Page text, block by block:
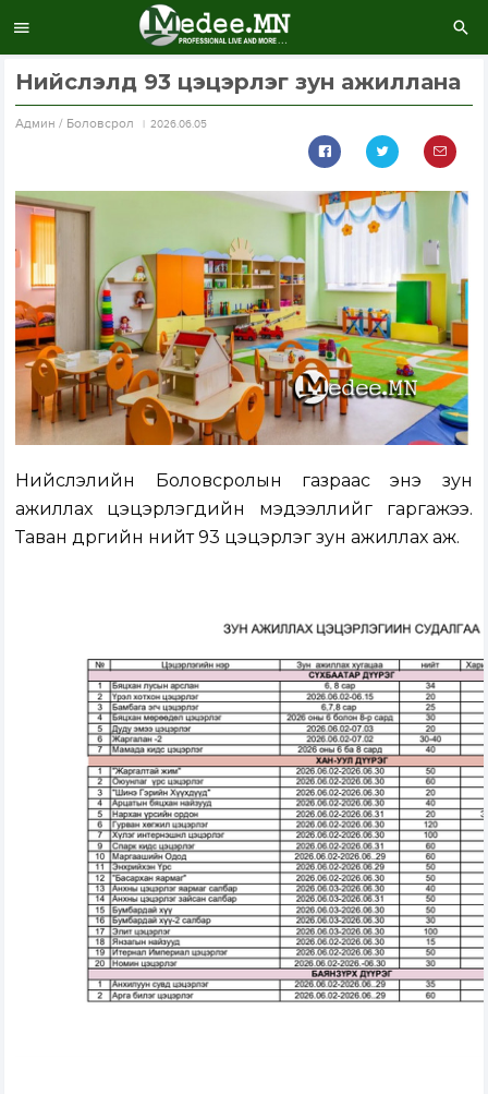
Нийслэлд 93 цэцэрлэг зун ажиллана
Aдмин / Боловсрол 2026.06.05
Нийслэлийн Боловсролын газраас энэ зун
ажиллах цэцэрлэгүүдийн мэдээллийг гаргажээ.
Таван дүүргийн нийт 93 цэцэрлэг зун ажиллах аж.